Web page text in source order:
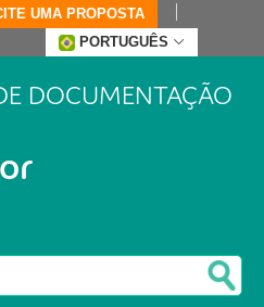
UMA PROPOSTA
PORTUGUÊS
DOCUMENTAÇÃO